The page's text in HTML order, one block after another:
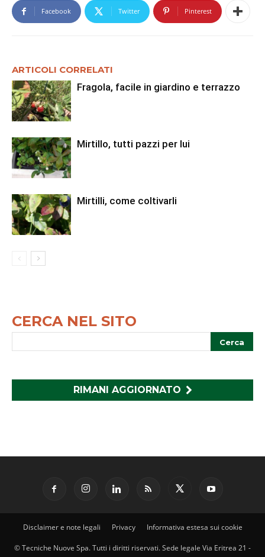
Facebook Twitter Pinterest
ARTICOLI CORRELATI
Fragola, facile in giardino e terrazzo
Mirtillo, tutti pazzi per lui
Mirtilli, come coltivarli
CERCA NEL SITO
RIMANI AGGIORNATO
Disclaimer e note legali Privacy Informativa estesa sui cookie
© Tecniche Nuove Spa. Tutti i diritti riservati. Sede legale Via Eritrea 21 -